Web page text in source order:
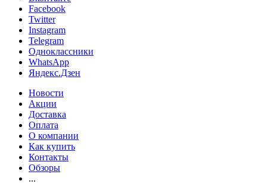
Facebook
Twitter
Instagram
Telegram
Одноклассники
WhatsApp
Яндекс.Дзен
Новости
Акции
Доставка
Оплата
О компании
Как купить
Контакты
Обзоры
...